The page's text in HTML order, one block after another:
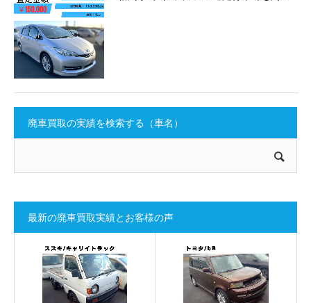
廃車買取の実績を検索する（車名）
最新の廃車買取実績とお客様の声